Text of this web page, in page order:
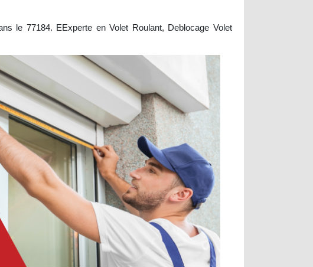
le 77184. EExperte en Volet Roulant, Deblocage Volet